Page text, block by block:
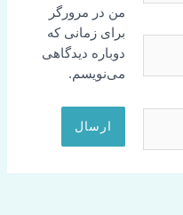
من در مرورگر
زمانی که
دوباره دیدگاهی